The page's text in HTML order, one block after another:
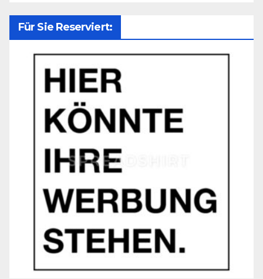
Für Sie Reserviert: